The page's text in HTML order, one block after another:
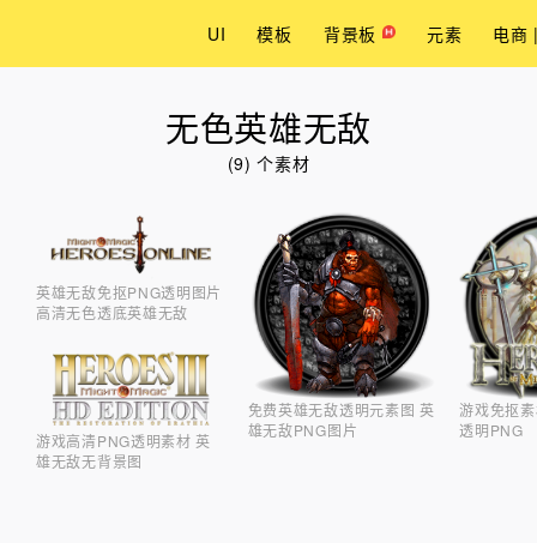
UI 模板 背景板 元素 电商
无色英雄无敌
(9) 个素材
英雄无敌免抠PNG透明图片
高清无色透底英雄无敌
游戏高清PNG透明素材 英
雄无敌无背景图
免费英雄无敌透明元素图 英
雄无敌PNG图片
游戏免抠
透明PNG